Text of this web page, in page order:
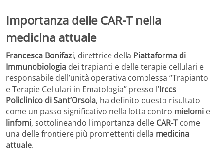
Importanza delle CAR-T nella
medicina attuale
Francesca Bonifazi, direttrice della Piattaforma di
Immunobiologia dei trapianti e delle terapie cellulari e
responsabile dell’unità operativa complessa “Trapianto
e Terapie Cellulari in Ematologia” presso l’Irccs
Policlinico di Sant’Orsola, ha definito questo risultato
come un passo significativo nella lotta contro mielomi e
linfomi, sottolineando l’importanza delle CAR-Tcome
una delle frontiere più promettenti della medicina
attuale.